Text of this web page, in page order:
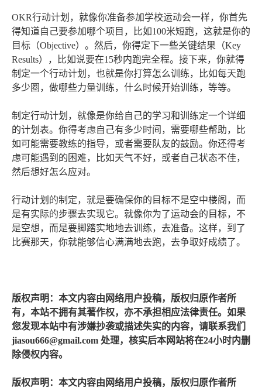
OKR行动计划，就像你准备参加学校运动会一样，你首先
得知道自己要参加哪个项目，比如100米短跑，这就是你的
目标（Objective）。然后，你得定下一些关键结果（Key
Results），比如说要在15秒内跑完全程。接下来，你就得
制定一个行动计划，也就是你打算怎么训练，比如每天跑
多少圈，做哪些力量训练，什么时候开始训练，等等。
制定行动计划，就像是你给自己的学习和训练定一个详细
的计划表。你得考虑自己有多少时间，需要哪些帮助，比
如可能需要教练的指导，或者需要队友的鼓励。你还得考
虑可能遇到的困难，比如天气不好，或者自己状态不佳，
然后想好怎么应对。
行动计划的制定，就是要确保你的目标不是空中楼阁，而
是有实际的步骤去实现它。就像你为了运动会的目标，不
是空想，而是要脚踏实地地去训练，去准备。这样，到了
比赛那天，你就能够信心满满地去跑，去争取好成绩了。
版权声明：本文内容由网络用户投稿，版权归原作者所
有，本站不拥有其著作权，亦不承担相应法律责任。如果
您发现本站中有涉嫌抄袭或描述失实的内容，请联系我们
jiasou666@gmail.com 处理，核实后本网站将在24小时内删
除侵权内容。
版权声明：本文内容由网络用户投稿，版权归原作者所